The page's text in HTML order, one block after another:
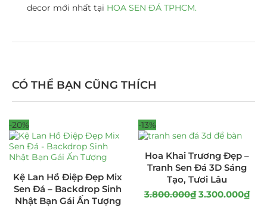
decor mới nhất tại HOA SEN ĐÁ TPHCM.
CÓ THỂ BẠN CŨNG THÍCH
-20%
Kệ Lan Hồ Điệp Đẹp Mix
Sen Đá – Backdrop Sinh
Nhật Bạn Gái Ấn Tượng
-13%
Hoa Khai Trương Đẹp –
Tranh Sen Đá 3D Sáng
Tạo, Tươi Lâu
3.800.000₫ 3.300.000₫